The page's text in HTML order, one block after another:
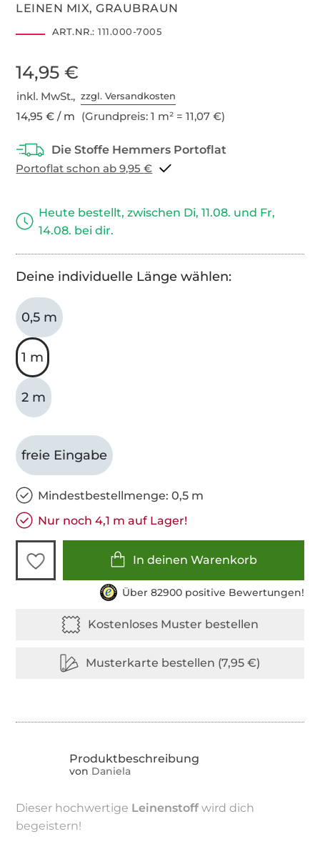
LEINEN MIX, GRAUBRAUN
ART.NR.: 111.000-7005
14,95 €
inkl. MwSt.,zzgl. Versandkosten
14,95 € / m (Grundpreis: 1 m² = 11,07 €)
Portoflat schon ab 9,95 €
Heute bestellt, zwischen Di, 11.08. und Fr,
14.08. bei dir.
Deine individuelle Länge wählen:
0,5 m
1 m
2 m
freie Eingabe
Mindestbestellmenge: 0,5 m
Nur noch 4,1 m auf Lager!
In deinen Warenkorb
Über 82900 positive Bewertungen!
von Daniela
Dieser hochwertige Leinenstoff wird dich
begeistern!